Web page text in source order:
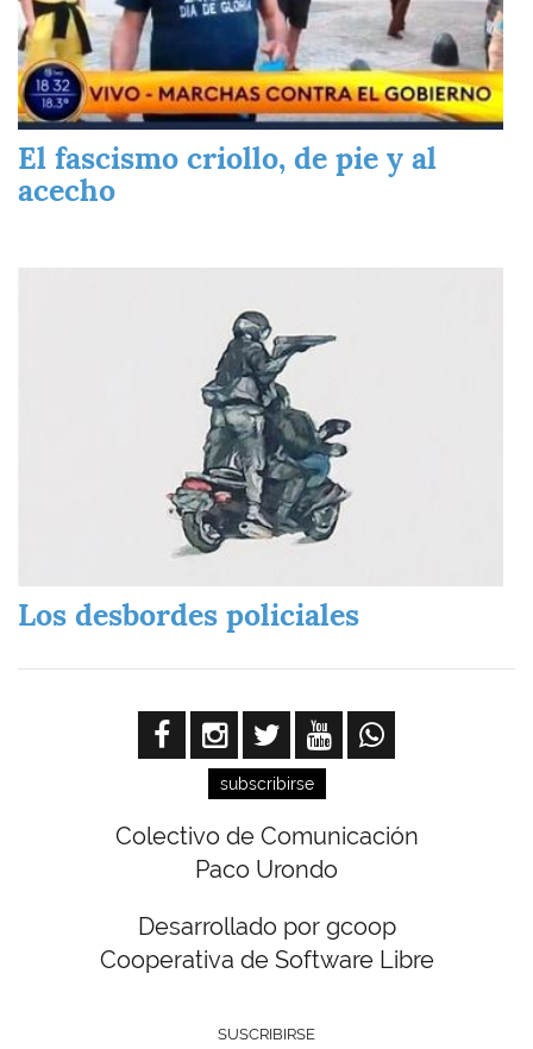
El fascismo criollo, de pie y al
acecho
Los desbordes policiales
subscribirse
Colectivo de Comunicación
Paco Urondo
Desarrollado por gcoop
Cooperativa de Software Libre
SUSCRIBIRSE